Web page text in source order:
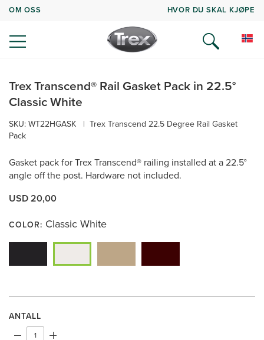
OM OSS HVOR DU SKAL KJØPE
Trex Transcend® Rail Gasket Pack in 22.5°
Classic White
SKU:WT22HGASK | Trex Transcend 22.5 Degree Rail Gasket
Pack
Gasket pack for Trex Transcend® railing installed at a 22.5°
angle off the post. Hardware not included.
USD 20,00
COLOR: Classic White
ANTALL